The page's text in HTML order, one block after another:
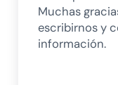
Muchas
escribirnos y
información.